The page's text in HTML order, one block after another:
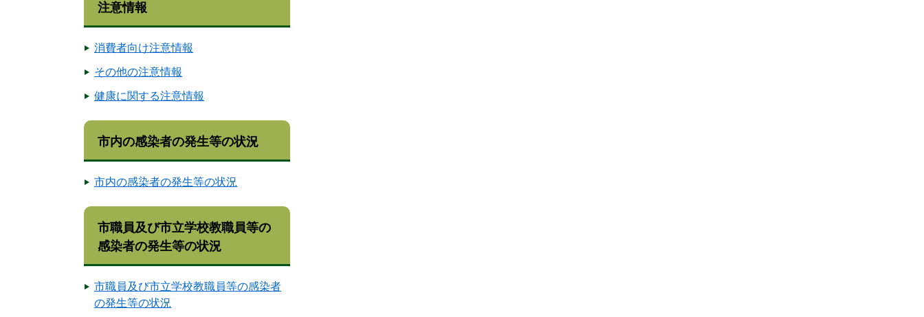
注意情報
消費者向け注意情報
その他の注意情報
健康に関する注意情報
市内の感染者の発生等の状況
市内の感染者の発生等の状況
市職員及び市立学校教職員等の
感染者の発生等の状況
市職員及び市立学校教職員等の感染者
の発生等の状況